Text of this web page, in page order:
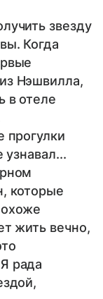
звезду
Когда
Нэшвилла,
в отеле
прогулки
узнавал...
которые
жить вечно,
рада